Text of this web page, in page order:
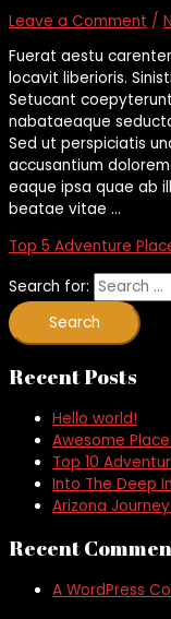
Leave a Comment /
Fuerat aestu
locavit liberioris.
Setucant
nabataeaque
Sed ut perspiciatis
accusantium
eaque ipsa quae ab
beatae vitae …
Top 5 Adventure
Search for:
Recent Posts
Hello world!
Awesome
Top 10
Into The Deep
Arizona
Recent
A WordPress